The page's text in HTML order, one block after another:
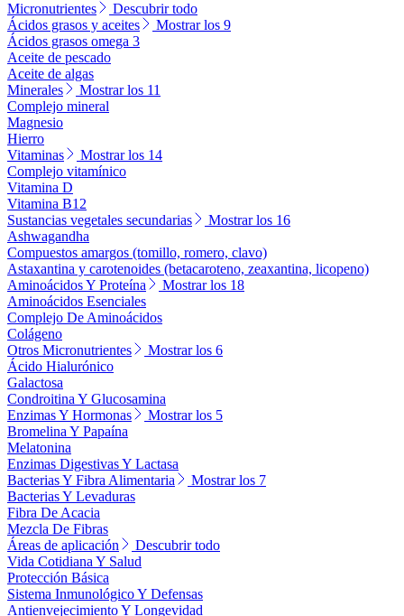
Micronutrientes
Descubrir todo
Ácidos grasos y aceites
Mostrar los 9
Ácidos grasos omega 3
Aceite de pescado
Aceite de algas
Minerales
Mostrar los 11
Complejo mineral
Magnesio
Hierro
Vitaminas
Mostrar los 14
Complejo vitamínico
Vitamina D
Vitamina B12
Sustancias vegetales secundarias
Mostrar los 16
Ashwagandha
Compuestos amargos (tomillo, romero, clavo)
Astaxantina y carotenoides (betacaroteno, zeaxantina, licopeno)
Aminoácidos Y Proteína
Mostrar los 18
Aminoácidos Esenciales
Complejo De Aminoácidos
Colágeno
Otros Micronutrientes
Mostrar los 6
Ácido Hialurónico
Galactosa
Condroitina Y Glucosamina
Enzimas Y Hormonas
Mostrar los 5
Bromelina Y Papaína
Melatonina
Enzimas Digestivas Y Lactasa
Bacterias Y Fibra Alimentaria
Mostrar los 7
Bacterias Y Levaduras
Fibra De Acacia
Mezcla De Fibras
Áreas de aplicación
Descubrir todo
Vida Cotidiana Y Salud
Protección Básica
Sistema Inmunológico Y Defensas
Antienvejecimiento Y Longevidad